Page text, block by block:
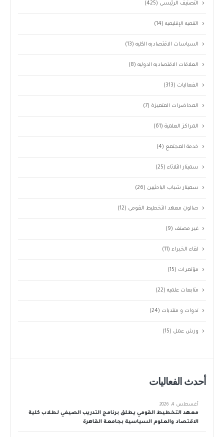
التصنيف الرئيسى (425)
التنميه الإقليميه(14)
السياسات الاقتصاديه الكليه(13)
العلاقات الاقتصاديه الدوليه(8)
الفعاليات (313)
المحاضرات المتميزة (7)
المراكز العلمية(61)
خدمة المجتمع (4)
سمينار الثلاثاء(25)
سمينار شباب الباحثيين (26)
صالون معهد التخطيط القومى (12)
غير مصنف (9)
لقاء الخبراء(11)
مؤتمرات (15)
متابعات علميه(22)
ندوات و منتديات (24)
ورش عمل (15)
أحدث الفعاليات
معهد التخطيط القومي يطلق برنامج التدريب الصيفي لطلاب كلية
الاقتصاد والعلوم السياسية بجامعة القاهرة
أغسطس 4, 2026